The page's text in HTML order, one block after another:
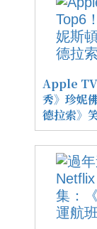
Apple
秀》珍妮
德拉索》